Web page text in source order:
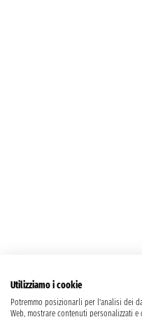
Utilizziamo i cookie
Potremmo posizionarli per l'analisi dei
Web, mostrare contenuti personalizzati